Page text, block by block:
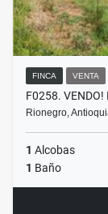
FINCA VENTA
F0258. VENDO!
Rionegro,
1 Alcobas
1 Baño